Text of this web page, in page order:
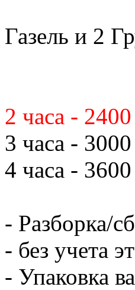
Газель и 2
2 часа -
3 часа -
4 часа -
- Разборка/
- без учета
- Упаковка